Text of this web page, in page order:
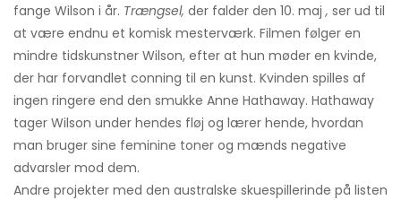
fange Wilson i år. Trængsel, der falder den 10. maj , ser ud til
at være endnu et komisk mesterværk. Filmen følger en
mindre tidskunstner Wilson, efter at hun møder en kvinde,
der har forvandlet conning til en kunst. Kvinden spilles af
ingen ringere end den smukke Anne Hathaway. Hathaway
tager Wilson under hendes fløj og lærer hende, hvordan
man bruger sine feminine toner og mænds negative
advarsler mod dem.
Andre projekter med den australske skuespillerinde på listen